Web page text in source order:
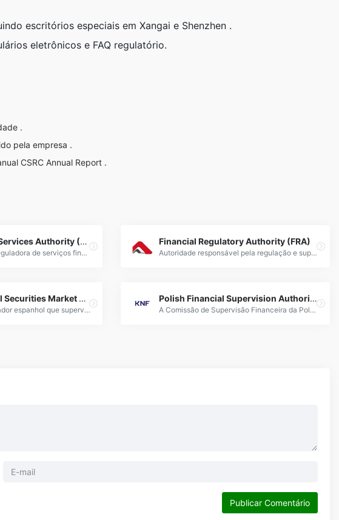
escritórios especiais em Xangai e Shenzhen .
eletrônicos e FAQ regulatório.
.
pela empresa .
CSRC Annual Report .
Dubai Financial Services Authority (DFSA)
DFSA: Autoridade reguladora de serviços financeiros em Dubai, supervisionando o Forex com normas internacionais de compliance.
Financial Regulatory Authority (FRA)
Autoridade responsável pela regulação e supervisão do mercado Forex, assegurando conformidade, transparência e segurança nas transações cambiais.
Spanish National Securities Market Commission (CNMV)
CNMV: Órgão regulador espanhol que supervisiona corretoras de Forex, garantindo transparência e proteção aos investidores no mercado financeiro.
Polish Financial Supervision Authority (KNF)
A Comissão de Supervisão Financeira da Polónia (KNF) regula o mercado Forex, garantindo conformidade e proteção aos investidores locais.
Publicar Comentário